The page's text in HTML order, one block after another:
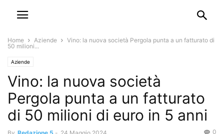
Home Aziende
Vino: la nuova società Pergola punta a un fatturato di
50 milioni...
Aziende
Vino: la nuova società
Pergola punta a un fatturato
di 50 milioni di euro in 5 anni
0